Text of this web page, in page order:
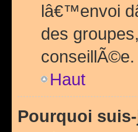
lâ€™envoi
des
conseillÃ©e.
Haut
Pourquoi